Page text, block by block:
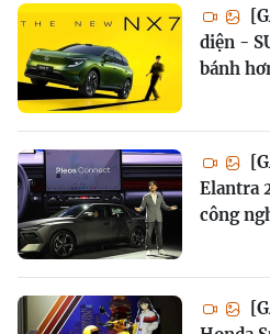
diện -
bánh
Elantra
công